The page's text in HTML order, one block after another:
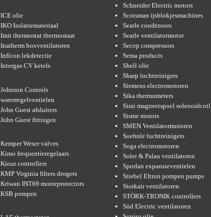
ICE olie
IKO Isolatiemateriaal
Imit thermostat thermostaat
Inatherm boxventilatoren
Inficon lekdetectie
Intergas CV ketels
Johnson Controls
waterregelventielen
John Guest afsluiters
John Guest fittingen
Kemper Weser valves
Kimo frequentieregelaars
Kiour controllers
KMP Virginia filters drogers
Kriwan INT69 motorprotectors
KSB pompen
Schneider Electric motors
Scotsman ijsblokjesmachines
Searle condensors
Searle ventilatormotor
Secop compressors
Sema products
Shell olie
Sharp luchtreinigers
Siemens electromotoren
Sika thermometers
Sirai magneetspoel solenoidcoil
Sisme motors
SMEN Ventilatormotoren
Soehnle luchtreinigers
Soga electromotoren
Soler & Palau ventilatoren
Sporlan expansieventielen
Stiebel Eltron pompen pumps
Storkair ventilatoren
STÖRK-TRONIK controllers
Süd Electric ventilatoren